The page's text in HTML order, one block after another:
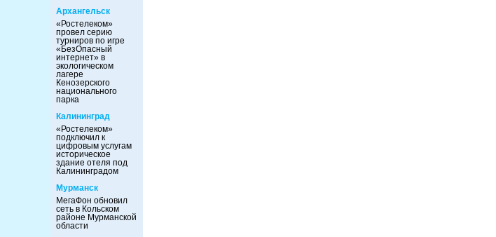
Архангельск
«Ростелеком»
провел серию
турниров по игре
«БезОпасный
интернет» в
экологическом
лагере
Кенозерского
национального
парка
Калининград
«Ростелеком»
подключил к
цифровым услугам
историческое
здание отеля под
Калининградом
Мурманск
МегаФон обновил
сеть в Кольском
районе Мурманской
области